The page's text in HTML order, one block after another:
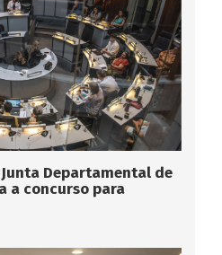
Departamental de
a concurso para